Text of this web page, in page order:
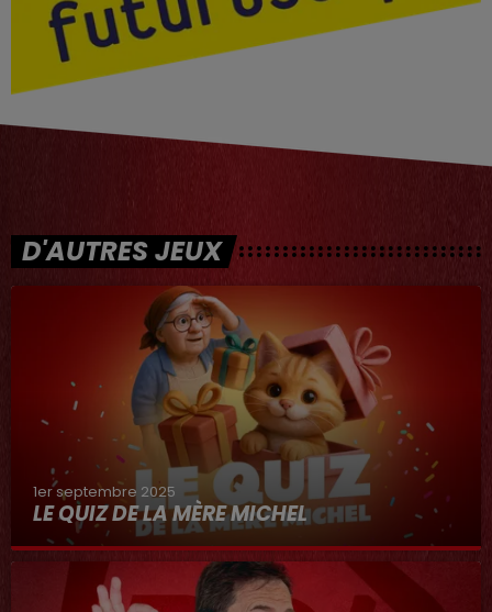
D'AUTRES JEUX
1er septembre 2025
LE QUIZ DE LA MÈRE MICHEL